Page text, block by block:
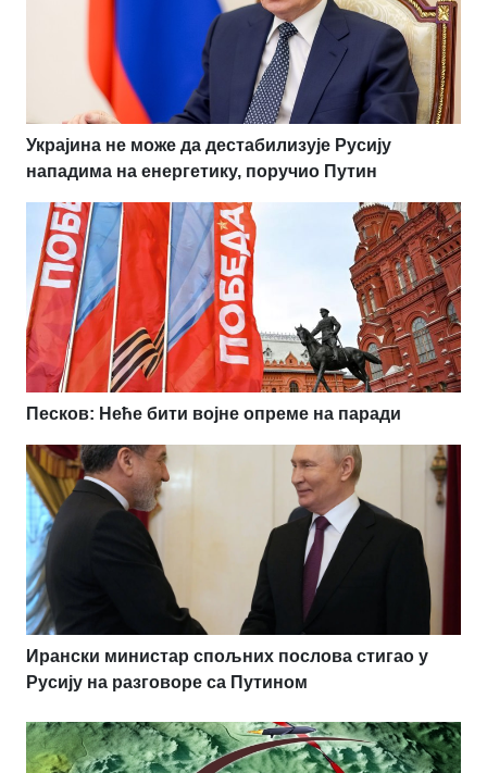
Украјина не може да дестабилизује Русију
нападима на енергетику, поручио Путин
Песков: Неће бити војне опреме на паради
Ирански министар спољних послова стигао у
Русију на разговоре са Путином